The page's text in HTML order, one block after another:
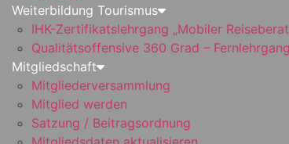
Weiterbildung Tourismus
IHK-Zertifikatslehrgang „Mobiler
Qualitätsoffensive 360 Grad –
Mitgliedschaft
Mitgliederversammlung
Mitglied werden
Satzung / Beitragsordnung